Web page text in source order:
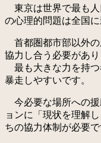
東京は世界で最も人
の心理的問題は全国に
首都圏都市部以外の
協力し合う必要があり
最も大きな力を持つ
暴走しやすいです。
今必要な場所への援
ョンに「現状を理解
ちの協力体制が必要で